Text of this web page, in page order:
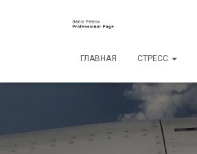
ГЛАВНАЯ СТРЕСС